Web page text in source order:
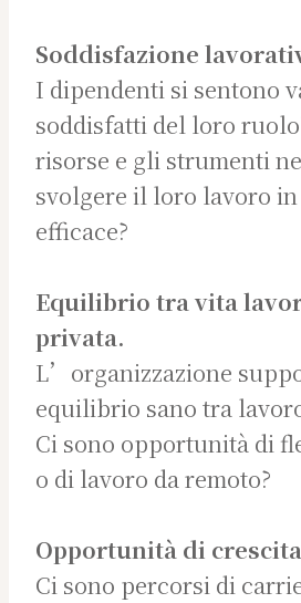
Soddisfazione
I dipendenti si sentono
soddisfatti del loro
risorse e gli strumenti
svolgere il loro lavoro in
efficace?
Equilibrio tra vita
privata.
L’organizzazione
equilibrio sano tra
Ci sono opportunità di
o di lavoro da remoto?
Opportunità di
Ci sono percorsi di